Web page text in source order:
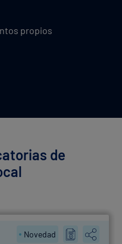
propios
de
Novedad